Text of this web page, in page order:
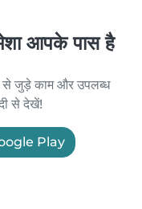
आपके पास है
से जुड़े काम और उपलब्ध
से देखें!
Play